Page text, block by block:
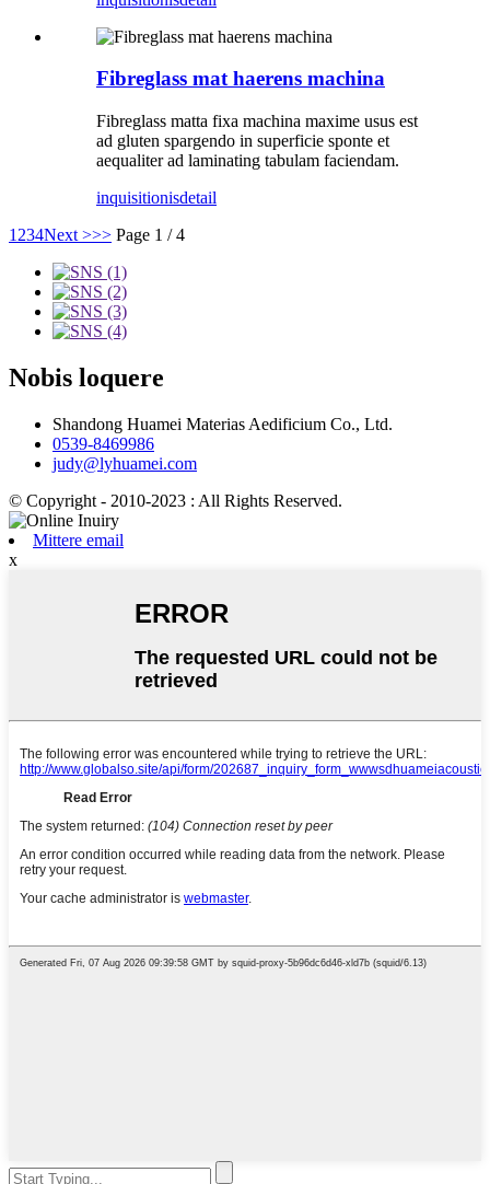
Fibreglass mat haerens machina
Fibreglass matta fixa machina maxime usus est
ad gluten spargendo in superficie sponte et
aequaliter ad laminating tabulam faciendam.
inquisitionisdetail
1 234Next >>> Page 1 / 4
Nobis loquere
Shandong Huamei Materias Aedificium Co., Ltd.
0539-8469986
judy@lyhuamei.com
© Copyright - 2010-2023 : All Rights Reserved.
Mittere email
x